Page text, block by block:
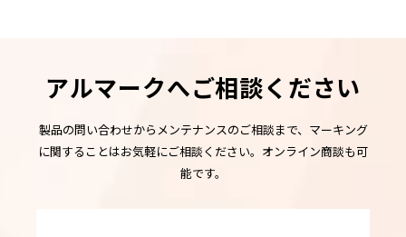
アルマークへご相談ください
製品の問い合わせからメンテナンスのご相談まで、マーキング
に関することはお気軽にご相談ください。オンライン商談も可
能です。